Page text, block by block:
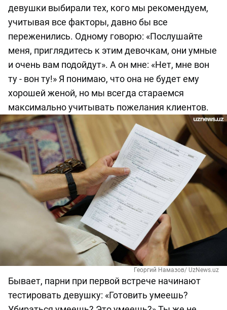
девушки выбирали тех, кого мы рекомендуем,
учитывая все факторы, давно бы все
переженились. Одному говорю: «Послушайте
меня, приглядитесь к этим девочкам, они умные
и очень вам подойдут». А он мне: «Нет, мне вон
ту - вон ту!» Я понимаю, что она не будет ему
хорошей женой, но мы всегда стараемся
максимально учитывать пожелания клиентов.
Георгий Намазов/ UzNews.uz
Бывает, парни при первой встрече начинают
тестировать девушку: «Готовить умеешь?